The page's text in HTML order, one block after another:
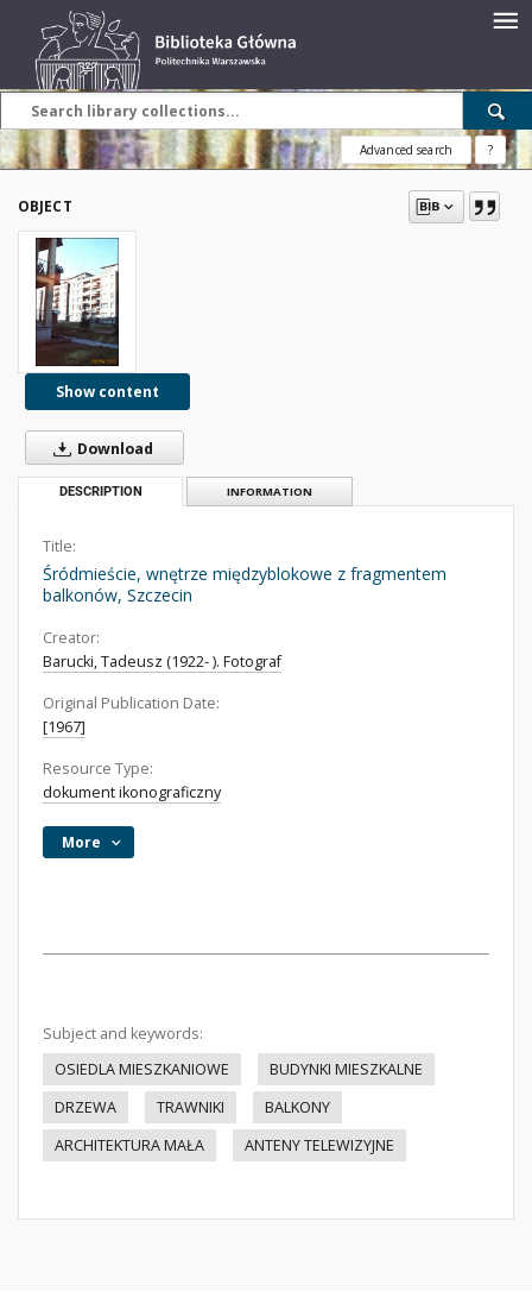
Advanced search ?
OBJECT
Show content
Download
DESCRIPTION INFORMATION
Title:
Śródmieście, wnętrze międzyblokowe z fragmentem
balkonów, Szczecin
Creator:
Barucki, Tadeusz (1922- ). Fotograf
Original Publication Date:
[1967]
Resource Type:
dokument ikonograficzny
More
Subject and keywords:
OSIEDLA MIESZKANIOWE
BUDYNKI MIESZKALNE
DRZEWA
TRAWNIKI
BALKONY
ARCHITEKTURA MAŁA
ANTENY TELEWIZYJNE